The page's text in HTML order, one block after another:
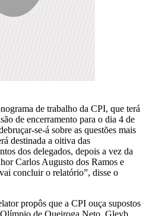
de trabalho da CPI, que terá
de encerramento para o dia 4 de
se-á sobre as questões mais
destinada a oitiva das
dos delegados, depois a vez da
Carlos Augusto dos Ramos e
concluir o relatório”, disse o
propôs que a CPI ouça supostos
de Queiroga Neto, Gleyb